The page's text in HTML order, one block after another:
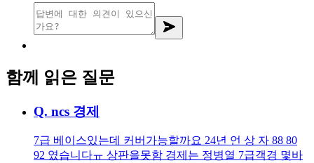
함께 읽은 질문
Q. ncs 경제
7급 베이스있는데 커버가능할까요 24년 언 상 자 88 80
92 였습니다ㅠ 상판을못함 경제는 정병열 7급객경 몇바